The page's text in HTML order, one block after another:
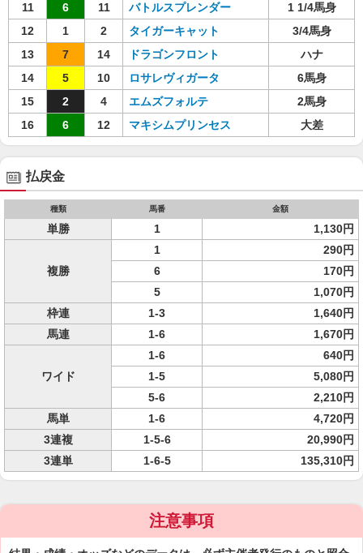
11
6 11 バトルスプレンダー
1 1/4馬身
12
1 2 タイガーキャット
3/4馬身
13
7 14 ドラゴンフロント
ハナ
14
5 10 ロサレヴィガータ
6馬身
15
2 4 エムズフォルテ
2馬身
16
6 12 マキシムプリンセス 大差
払戻金
種類 馬番 金額
単勝 1 1,130円
複勝
1
290円
6
170円
5
1,070円
枠連
1-3
1,640円
馬連
1-6 1,670円
ワイド
1-6
640円
1-5
5,080円
5-6
2,210円
馬単
1-6
4,720円
3連複
1-5-6
20,990円
3連単
1-6-5 135,310円
注意事項